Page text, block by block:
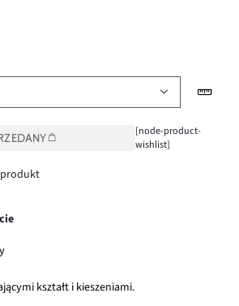
[node-product-
wishlist]
kształt i kieszeniami.